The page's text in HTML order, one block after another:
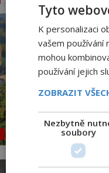
Tyto
K personalizaci
vašem používání
mohou
používání jejich
ZOBRAZIT
Nezbytně
soubory